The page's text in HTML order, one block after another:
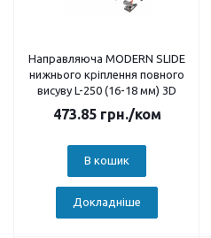
Направляюча MODERN SLIDE
нижнього кріплення повного
висуву L-250 (16-18 мм) 3D
473.85грн./ком
В кошик
Докладніше